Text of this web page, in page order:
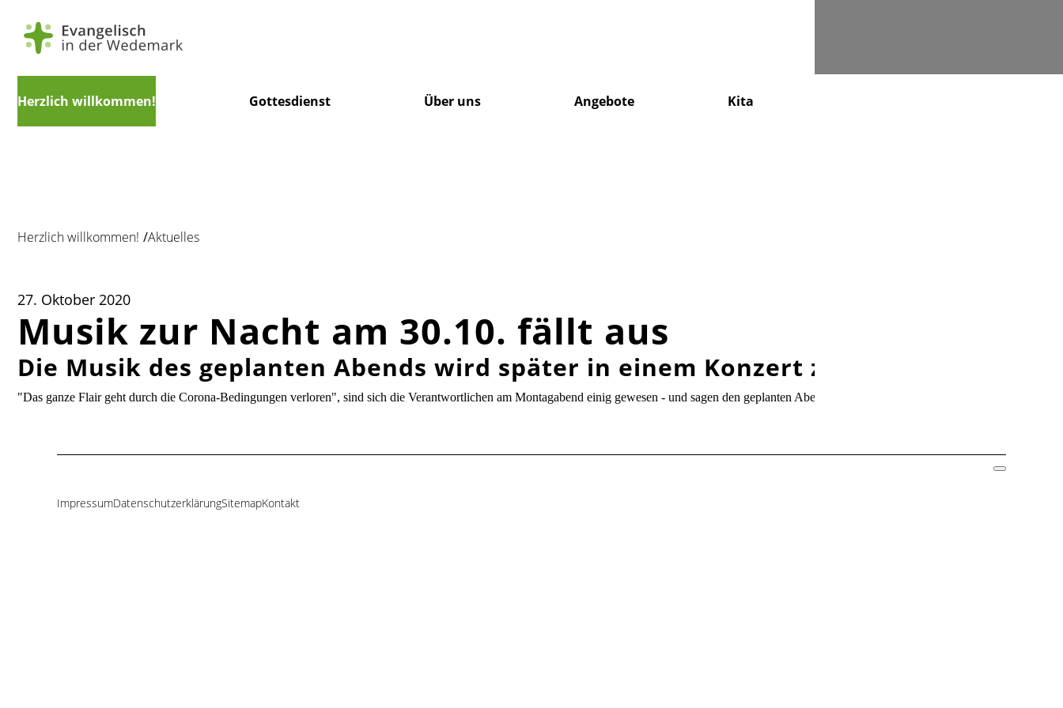
überspringen
Herzlich willkommen! Gottesdienst Über uns Angebote Kita
Herzlich willkommen! Aktuelles
27. Oktober 2020
Musik zur Nacht am 30.10. fällt aus
Die Musik des geplanten Abends wird später in einem Konzert zu hören sein.
"Das ganze Flair geht durch die Corona-Bedingungen verloren", sind sich die Verantwortlichen am Montagabend einig gewesen - und sagen den geplanten Abend schweren Herzens ab.
Navigation
ImpressumDatenschutzerklärungSitemapKontakt